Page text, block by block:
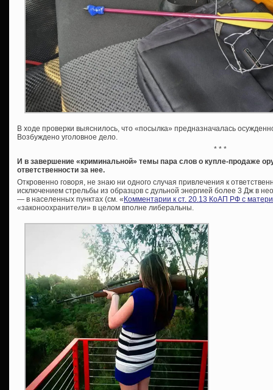
В ходе проверки выяснилось, что «посылка» предназначалась
Возбуждено уголовное дело.
* * *
И в завершение «криминальной» темы пара слов о купле-продаже
ответственности за нее.
Откровенно говоря, не знаю ни одного случая привлечения к
исключением стрельбы из образцов с дульной энергией более 3 Дж в
— в населенных пунктах (см. « Комментарии к ст. 20.13 КоАП РФ с
«законоохранители» в целом вполне либеральны.